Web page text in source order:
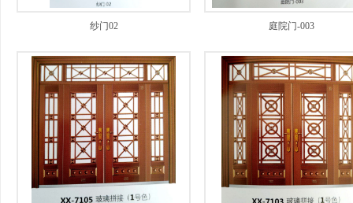
纱门02 庭院门-003